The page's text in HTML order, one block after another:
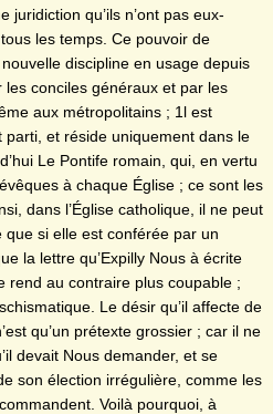
juridiction qu’ils n’ont pas eux-
les temps. Ce pouvoir de
discipline en usage depuis
conciles généraux et par les
aux métropolitains ; 1l est
parti, et réside uniquement dans le
Le Pontife romain, qui, en vertu
à chaque Église ; ce sont les
dans l’Église catholique, il ne peut
si elle est conférée par un
la lettre qu’Expilly Nous à écrite
rend au contraire plus coupable ;
Le désir qu’il affecte de
qu’un prétexte grossier ; car il ne
devait Nous demander, et se
son élection irrégulière, comme les
Voilà pourquoi, à